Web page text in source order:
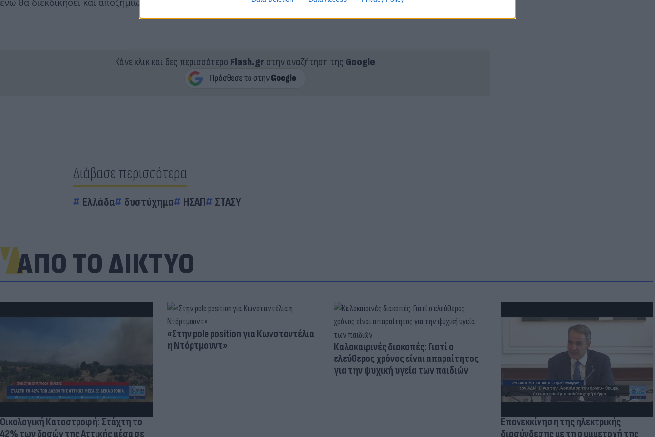
ενώ θα διεκδικήσει και αποζημιώσεις.
Κάνε κλικ και δες περισσότερο Flash.grστην αναζήτηση της Google
Διάβασε περισσότερα
Ελλάδα δυστύχημα ΗΣΑΠ ΣΤΑΣΥ
ΑΠΟ ΤΟ ΔΙΚΤΥΟ
Οικολογική Καταστροφή: Στάχτη το
42% των δασών της Αττικής μέσα σε
«Στην pole position για Κωνσταντέλια
η Ντόρτμουντ»
Καλοκαιρινές διακοπές: Γιατί ο
ελεύθερος χρόνος είναι απαραίτητος
για την ψυχική υγεία των παιδιών
Επανεκκίνηση της ηλεκτρικής
διασύνδεσης με τη συμμετοχή της